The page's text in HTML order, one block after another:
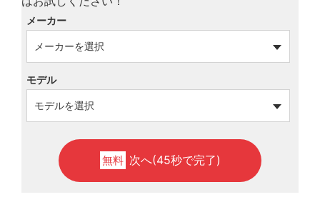
メーカー
モデル
無料 次へ(45秒で完了)